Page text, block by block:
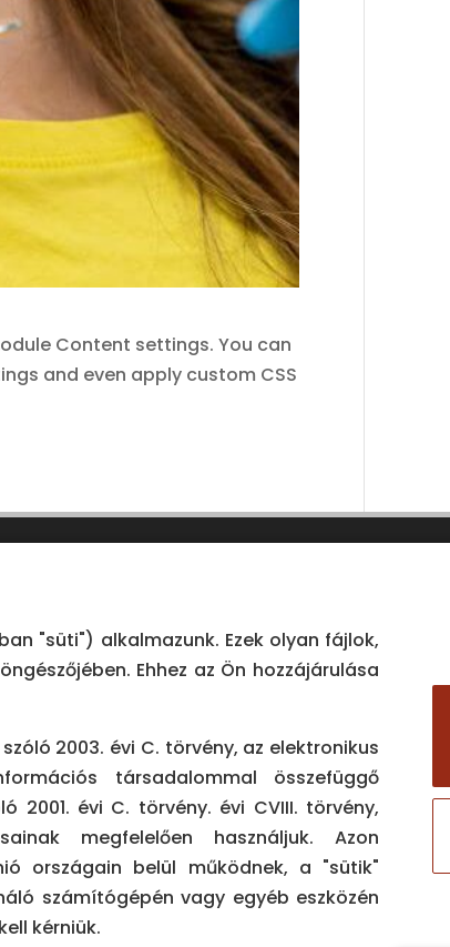
Content settings. You can
and even apply custom CSS
DENT
KAPCSOLAT
 06 30 971 4812
 info@focus-dent.hu
HÍREINK

"süti") alkalmazunk. Ezek olyan fájlok,
Ehhez az Ön hozzájárulása
2003. évi C. törvény, az elektronikus
társadalommal összefüggő
2001. évi C. törvény. évi CVIII. törvény,
megfelelően használjuk. Azon
országain belül működnek, a "sütik"
számítógépén vagy egyéb eszközén
kérniük.